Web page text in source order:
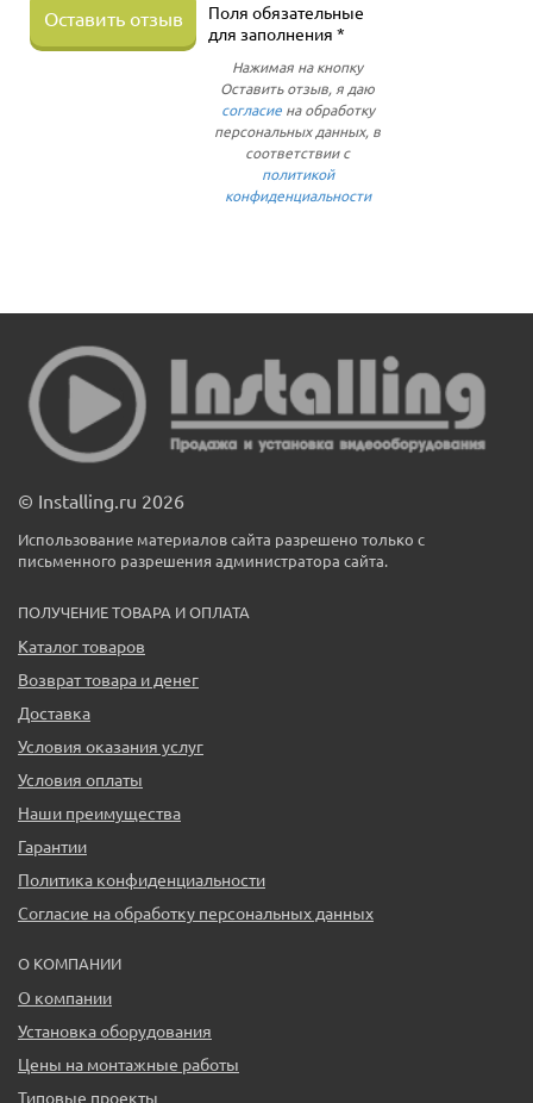
Оставить отзыв
Поля обязательные
для заполнения *
Нажимая на кнопку
Оставить отзыв, я даю
согласиена обработку
персональных данных, в
соответствии с
политикой
конфиденциальности
© Installing.ru 2026
Использование материалов сайта разрешено только с
письменного разрешения администратора сайта.
ПОЛУЧЕНИЕ ТОВАРА И ОПЛАТА
Каталог товаров
Возврат товара и денег
Доставка
Условия оказания услуг
Условия оплаты
Наши преимущества
Гарантии
Политика конфиденциальности
Согласие на обработку персональных данных
О КОМПАНИИ
О компании
Установка оборудования
Цены на монтажные работы
Типовые проекты